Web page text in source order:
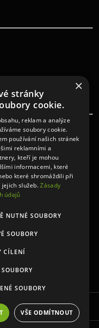
×
stránky
cookie.
reklam a analýze
soubory cookie.
používání našich stránek
reklamními a
kteří je mohou
informacemi, které
které shromáždili při
jejich služeb.Zásady
údajů
NUTNÉ SOUBORY
SOUBORY
CÍLENÍ
SOUBORY
VŠE ODMÍTNOUT